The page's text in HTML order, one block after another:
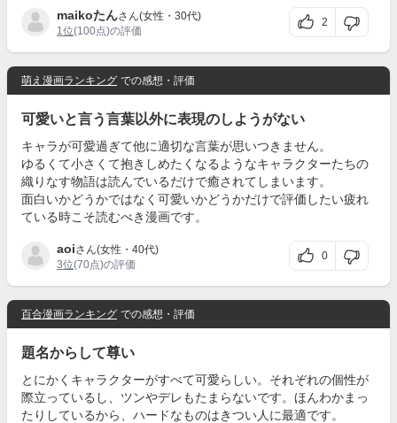
maikoたんさん(女性・30代)
1位(100点)の評価
2
萌え漫画ランキング での感想・評価
可愛いと言う言葉以外に表現のしようがない
キャラが可愛過ぎて他に適切な言葉が思いつきません。
ゆるくて小さくて抱きしめたくなるようなキャラクターたちの
織りなす物語は読んでいるだけで癒されてしまいます。
面白いかどうかではなく可愛いかどうかだけで評価したい疲れ
ている時こそ読むべき漫画です。
aoiさん(女性・40代)
3位(70点)の評価
0
百合漫画ランキング での感想・評価
題名からして尊い
とにかくキャラクターがすべて可愛らしい。それぞれの個性が
際立っているし、ツンやデレもたまらないです。ほんわかまっ
たりしているから、ハードなものはきつい人に最適です。